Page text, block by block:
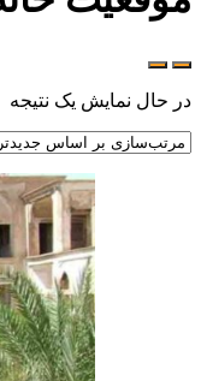
در حال نمایش یک نتیجه